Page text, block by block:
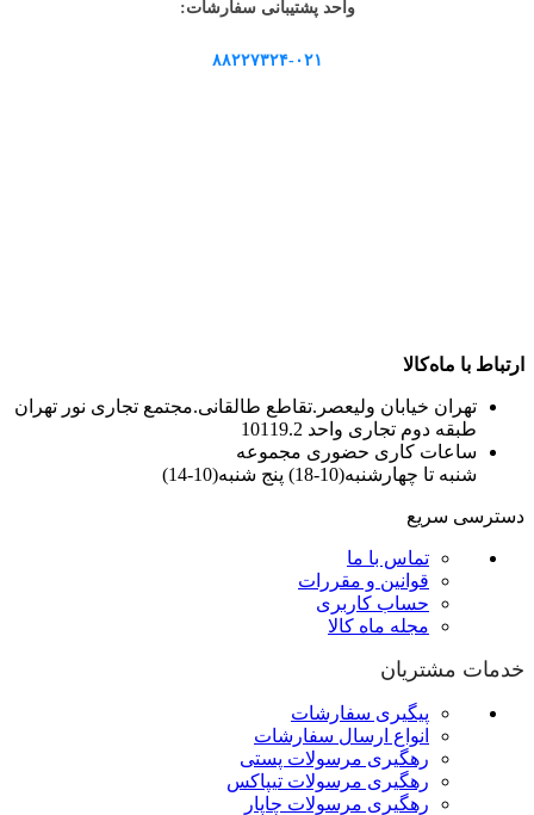
واحد پشتیبانی سفارشات:
۸۸۲۲۷۳۲۴-۰۲۱
ارتباط با ماه‌کالا
تهران خیابان ولیعصر.تقاطع طالقانی.مجتمع تجاری نور تهران
طبقه دوم تجاری واحد 10119.2
ساعات کاری حضوری مجموعه
شنبه تا چهارشنبه(10-18) پنج شنبه(10-14)
دسترسی سریع
تماس با ما
قوانین و مقررات
حساب کاربری
مجله ماه کالا
خدمات مشتریان
پیگیری سفارشات
انواع ارسال سفارشات
رهگیری مرسولات پستی
رهگیری مرسولات تیپاکس
رهگیری مرسولات چاپار